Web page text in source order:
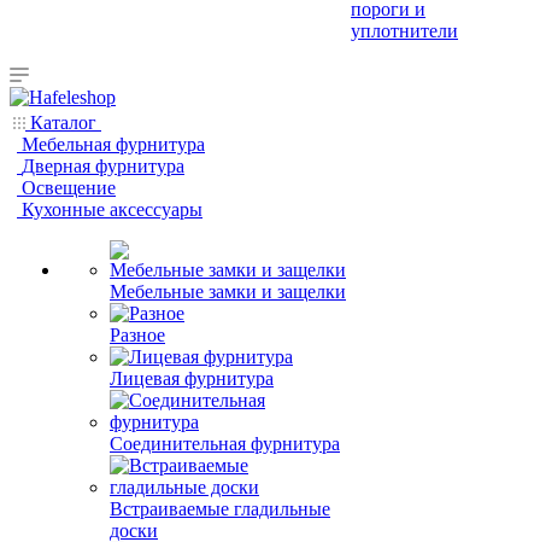
пороги и
уплотнители
Каталог
Мебельная фурнитура
Дверная фурнитура
Освещение
Кухонные аксессуары
Мебельные замки и защелки
Разное
Лицевая фурнитура
Соединительная фурнитура
Встраиваемые гладильные
доски